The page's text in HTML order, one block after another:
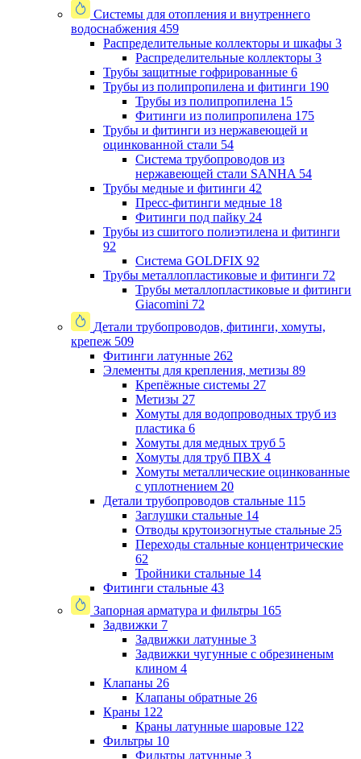
Системы для отопления и внутреннего
водоснабжения 459
Распределительные коллекторы и шкафы 3
Распределительные коллекторы 3
Трубы защитные гофрированные 6
Трубы из полипропилена и фитинги 190
Трубы из полипропилена 15
Фитинги из полипропилена 175
Трубы и фитинги из нержавеющей и
оцинкованной стали 54
Система трубопроводов из
нержавеющей стали SANHA 54
Трубы медные и фитинги 42
Пресс-фитинги медные 18
Фитинги под пайку 24
Трубы из сшитого полиэтилена и фитинги
92
Система GOLDFIX 92
Трубы металлопластиковые и фитинги 72
Трубы металлопластиковые и фитинги
Giacomini 72
Детали трубопроводов, фитинги, хомуты,
крепеж 509
Фитинги латунные 262
Элементы для крепления, метизы 89
Крепёжные системы 27
Метизы 27
Хомуты для водопроводных труб из
пластика 6
Хомуты для медных труб 5
Хомуты для труб ПВХ 4
Хомуты металлические оцинкованные
с уплотнением 20
Детали трубопроводов стальные 115
Заглушки стальные 14
Отводы крутоизогнутые стальные 25
Переходы стальные концентрические
62
Тройники стальные 14
Фитинги стальные 43
Запорная арматура и фильтры 165
Задвижки 7
Задвижки латунные 3
Задвижки чугунные с обрезиненым
клином 4
Клапаны 26
Клапаны обратные 26
Краны 122
Краны латунные шаровые 122
Фильтры 10
Фильтры латунные 3